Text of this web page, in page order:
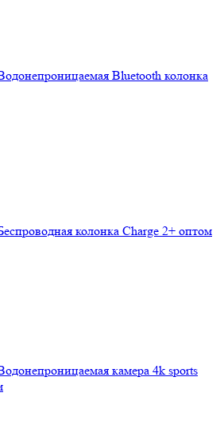
Bluetooth колонка
колонка Charge 2+ оптом
камера 4k sports